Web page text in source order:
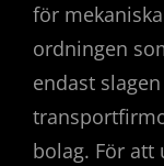
för
ordningen
endast
bolag. För